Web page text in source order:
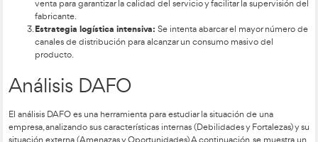
Cadena de Suministro
La cadena de suministro cubre el ciclo de vida completo
servicio, desde su obtención hasta su consumo. Las áreas
de una cadena de suministro incluyen el
distribución. La gestión óptima de la cadena de suministro
infraestructuras adecuadas, procesos eficientes y una
los recursos humanos.